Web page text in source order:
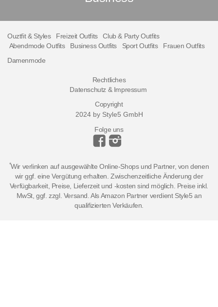
Ouztfit & Styles Freizeit Outfits
Club & Party Outfits
Abendmode Outfits
Business Outfits Sport Outfits
Frauen Outfits
Damenmode
Rechtliches
Datenschutz & Impressum
Copyright
2024 by Style5 GmbH
Folge uns
*Wir verlinken auf ausgewählte Online-Shops und Partner, von denen
wir ggf. eine Vergütung erhalten. Zwischenzeitliche Änderung der
Verfügbarkeit, Preise, Lieferzeit und -kosten sind möglich. Preise inkl.
MwSt, ggf. zzgl. Versand. Als Amazon Partner verdient Style5 an
qualifizierten Verkäufen.